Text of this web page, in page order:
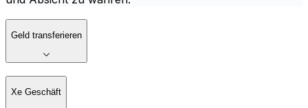
Geld transferieren
Xe Geschäft